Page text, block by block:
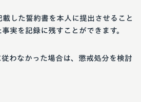
した誓約書を本人に提出させること
実を記録に残すことができます。
わなかった場合は、懲戒処分を検討